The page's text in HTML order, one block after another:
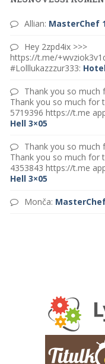
Allian: MasterChef
Hey 2zpd4ix >>>
https://t.me/
#Lolllukazzzur333:
Thank you so much
Thank you so much for
5719396 https://t.me
Hell 3×05
Thank you so much
Thank you so much for
4353843 https://t.me
Hell 3×05
Monča: